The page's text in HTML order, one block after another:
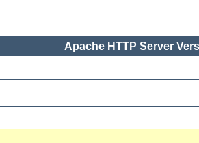
Apache HTTP Server